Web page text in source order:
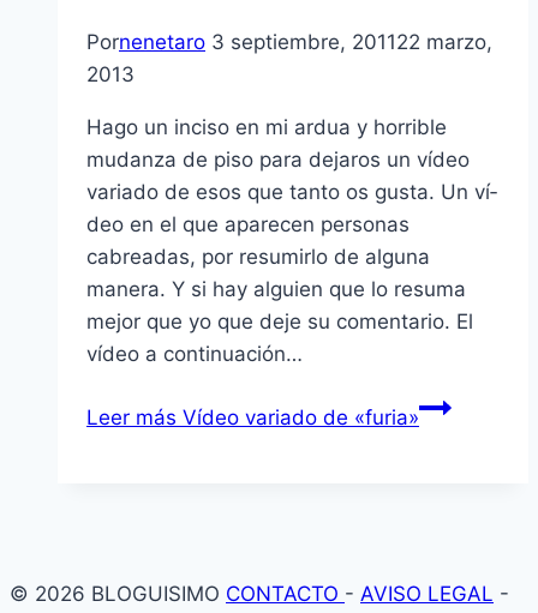
Pornenetaro 3 septiembre, 201122 marzo,
2013
Hago un inciso en mi ardua y horrible
mudanza de piso para dejaros un ví­deo
variado de esos que tanto os gusta. Un ví­
deo en el que aparecen personas
cabreadas, por resumirlo de alguna
manera. Y si hay alguien que lo resuma
mejor que yo que deje su comentario. El
ví­deo a continuación…
Leer más Ví­deo variado de «furia»
© 2026 BLOGUISIMO CONTACTO - AVISO LEGAL -